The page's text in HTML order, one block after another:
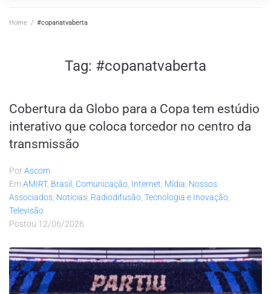
Home / #copanatvaberta
Tag: #copanatvaberta
Cobertura da Globo para a Copa tem estúdio
interativo que coloca torcedor no centro da
transmissão
PorAscom
EmAMIRT, Brasil Comunicação Internet Mídia Nossos
Associados Notícias Radiodifusão Tecnologia e Inovação
Televisão
Postou 12/06/2026